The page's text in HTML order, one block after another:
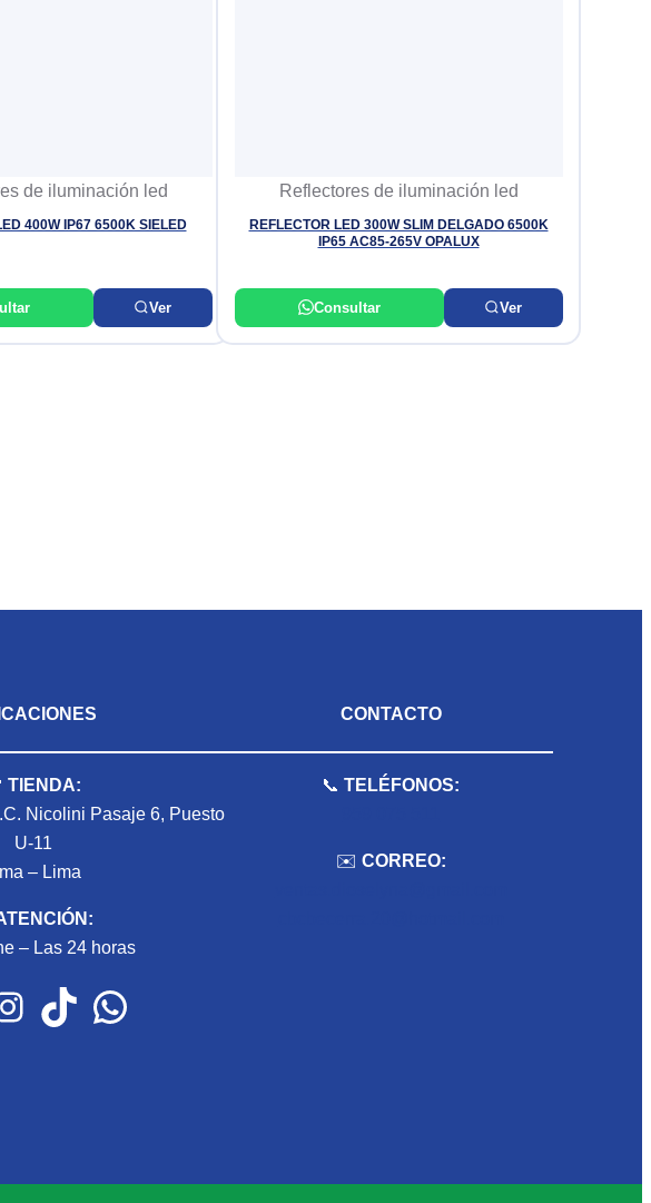
de iluminación led
400W IP67 6500K SIELED
Ver
Reflectores de iluminación led
REFLECTOR LED 300W SLIM DELGADO 6500K
IP65 AC85-265V OPALUX
Consultar Ver
TIENDA:
Nicolini Pasaje 6, Puesto
U-11
– Lima
– Las 24 horas
TikTok WhatsApp
CONTACTO
📞TELÉFONOS:
✉️ CORREO: